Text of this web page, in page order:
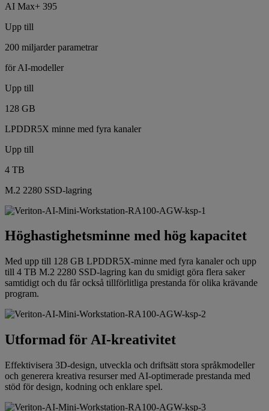
AI Max+ 395
Upp till
200 miljarder parametrar
för AI-modeller
Upp till
128 GB
LPDDR5X minne med fyra kanaler
Upp till
4 TB
M.2 2280 SSD-lagring
Höghastighetsminne med hög kapacitet
Med upp till 128 GB LPDDR5X-minne med fyra kanaler och upp
till 4 TB M.2 2280 SSD-lagring kan du smidigt göra flera saker
samtidigt och du får också tillförlitliga prestanda för olika krävande
program.
Utformad för AI-kreativitet
Effektivisera 3D-design, utveckla och driftsätt stora språkmodeller
och generera kreativa resurser med AI-optimerade prestanda med
stöd för design, kodning och enklare spel.